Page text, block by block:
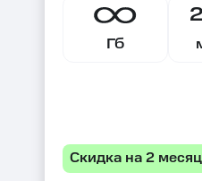
Гб
Скидка на 2